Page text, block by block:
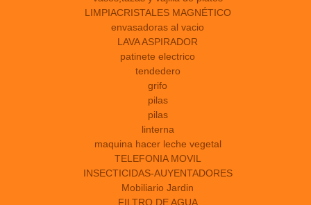
LIMPIACRISTALES MAGNÉTICO
envasadoras al vacio
LAVA ASPIRADOR
patinete electrico
tendedero
grifo
pilas
pilas
linterna
maquina hacer leche vegetal
TELEFONIA MOVIL
INSECTICIDAS-AUYENTADORES
Mobiliario Jardin
FILTRO DE AGUA